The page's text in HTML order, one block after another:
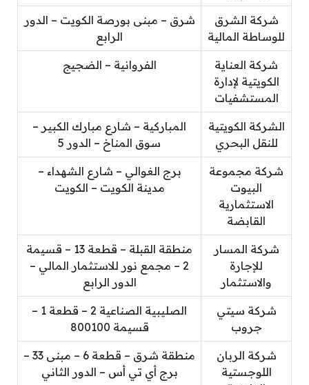
شركة الشرق
للوساطة المالية
شرق – مبنى بورصة الكويت – الدور
الرابع
شركة العناية
الكويتية لإدارة
المستشفيات
الفروانية – الضجيج
الشركة الكويتية
للنقل البحري
المباركية – شارع مبارك الكبير –
سوق المناخ – الدور 5
شركة مجموعة
البيوت
الاستثمارية
القابضة
برج الغوالي – شارع الشهداء –
مدينة الكويت – الكويت
شركة المسار
للإجارة
والاستثمار
منطقة القبلة – قطعة 13 – قسيمة
2 – مجمع نور للاستثمار المالي –
الدور الرابع
شركة سيتي
جروب
الصليبية الصناعية 2 – قطعة 1 –
قسيمة 800100
شركة الربان
اللوجستية
منطقة شرق – قطعة 6 – مبنى 33 –
برج أي تي أس – الدور الثاني